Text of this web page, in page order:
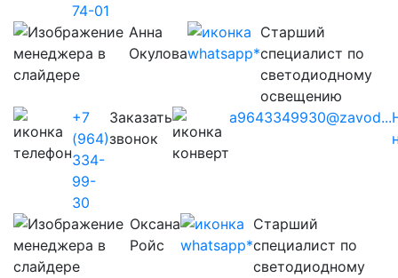
74-01
Анна
Окулова
Старший
специалист по
светодиодному
освещению
+7
(964)
334-
99-
30
Заказать
звонок
a9643349930@zavod...
Оксана
Ройс
Старший
специалист по
светодиодному